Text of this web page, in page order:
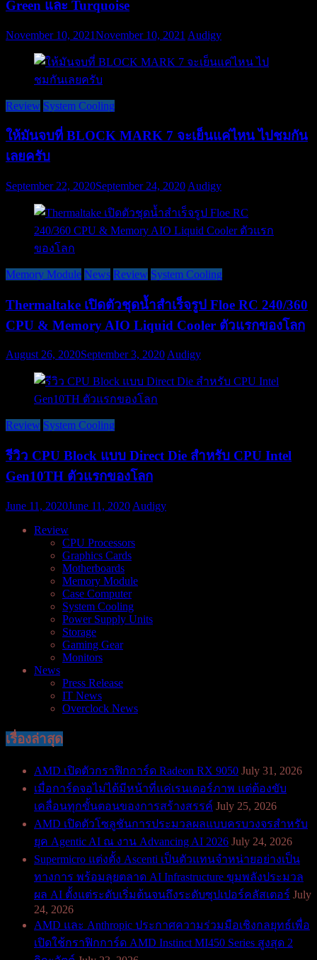
Green และ Turquoise
November 10, 2021November 10, 2021 Audigy
Review System Cooling
ให้มันจบที่ BLOCK MARK 7 จะเย็นแค่ไหน ไปชมกัน
เลยครับ
September 22, 2020September 24, 2020 Audigy
Memory Module News Review System Cooling
Thermaltake เปิดตัวชุดน้ำสำเร็จรูป Floe RC 240/360
CPU & Memory AIO Liquid Cooler ตัวแรกของโลก
August 26, 2020September 3, 2020 Audigy
Review System Cooling
รีวิว CPU Block แบบ Direct Die สำหรับ CPU Intel
Gen10TH ตัวแรกของโลก
June 11, 2020June 11, 2020 Audigy
Review
CPU Processors
Graphics Cards
Motherboards
Memory Module
Case Computer
System Cooling
Power Supply Units
Storage
Gaming Gear
Monitors
News
Press Release
IT News
Overclock News
เรื่องล่าสุด
AMD เปิดตัวกราฟิกการ์ด Radeon RX 9050 July 31, 2026
เมื่อการ์ดจอไม่ได้มีหน้าที่แค่เรนเดอร์ภาพ แต่ต้องขับ
เคลื่อนทุกขั้นตอนของการสร้างสรรค์ July 25, 2026
AMD เปิดตัวโซลูชันการประมวลผลแบบครบวงจรสำหรับ
ยุค Agentic AI ณ งาน Advancing AI 2026 July 24, 2026
Supermicro แต่งตั้ง Ascenti เป็นตัวแทนจำหน่ายอย่างเป็น
ทางการ พร้อมลุยตลาด AI Infrastructure ขุมพลังประมวล
ผล AI ตั้งแต่ระดับเริ่มต้นจนถึงระดับซุปเปอร์คลัสเตอร์ July
24, 2026
AMD และ Anthropic ประกาศความร่วมมือเชิงกลยุทธ์เพื่อ
เปิดใช้กราฟิกการ์ด AMD Instinct MI450 Series สูงสุด 2